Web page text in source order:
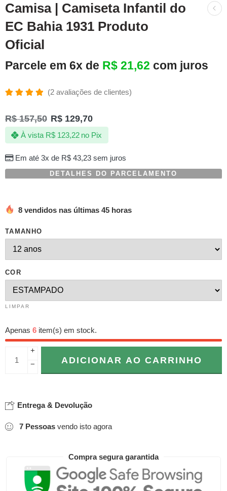
Camisa | Camiseta Infantil do
EC Bahia 1931 Produto
Oficial
Parcele em 6x de R$ 21,62 com juros
5.00de 5,
com
baseado
em
de
clientes
(2avaliações de clientes)
R$157,50 R$ 129,70
Em até 3x de R$43,23sem juros
À vista R$123,22 no Pix
DETALHES DO PARCELAMENTO
8 vendidos nas últimas 45 horas
TAMANHO
COR
LIMPAR
Apenas 6 item(s) em stock.
+
−
ADICIONAR AO CARRINHO
Entrega & Devolução
7 Pessoas vendo isto agora
Compra segura garantida